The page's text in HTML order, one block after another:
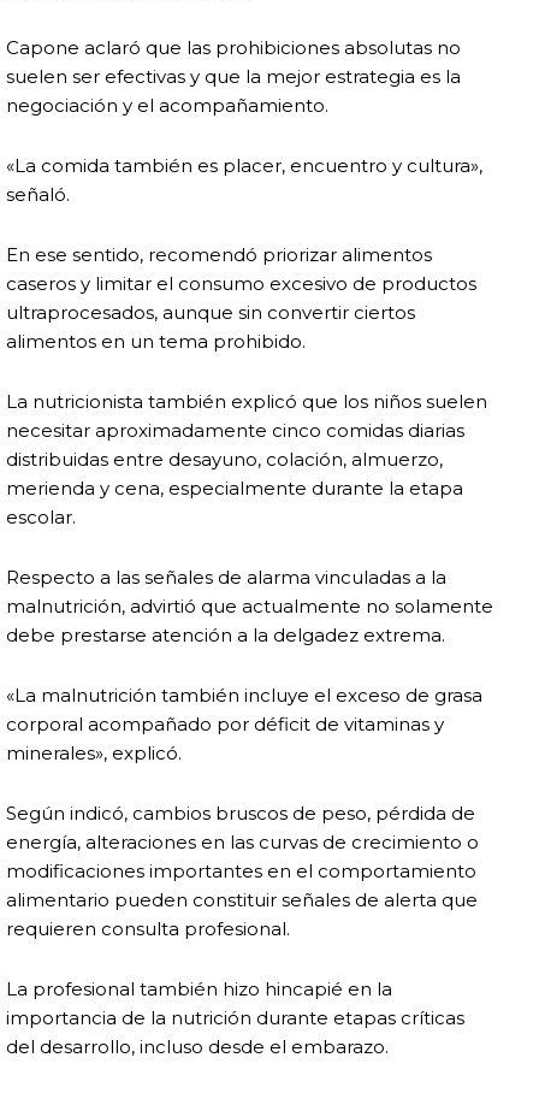
Capone aclaró que las prohibiciones absolutas no
suelen ser efectivas y que la mejor estrategia es la
negociación y el acompañamiento.
«La comida también es placer, encuentro y cultura»,
señaló.
En ese sentido, recomendó priorizar alimentos
caseros y limitar el consumo excesivo de productos
ultraprocesados, aunque sin convertir ciertos
alimentos en un tema prohibido.
La nutricionista también explicó que los niños suelen
necesitar aproximadamente cinco comidas diarias
distribuidas entre desayuno, colación, almuerzo,
merienda y cena, especialmente durante la etapa
escolar.
Respecto a las señales de alarma vinculadas a la
malnutrición, advirtió que actualmente no solamente
debe prestarse atención a la delgadez extrema.
«La malnutrición también incluye el exceso de grasa
corporal acompañado por déficit de vitaminas y
minerales», explicó.
Según indicó, cambios bruscos de peso, pérdida de
energía, alteraciones en las curvas de crecimiento o
modificaciones importantes en el comportamiento
alimentario pueden constituir señales de alerta que
requieren consulta profesional.
La profesional también hizo hincapié en la
importancia de la nutrición durante etapas críticas
del desarrollo, incluso desde el embarazo.